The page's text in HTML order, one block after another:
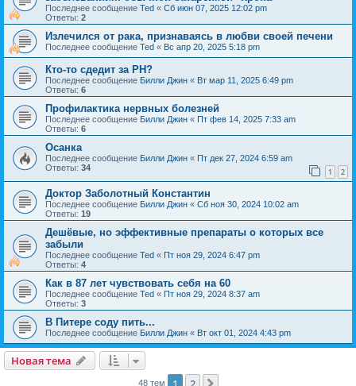
Последнее сообщение Ted « Сб июн 07, 2025 12:02 pm
Ответы: 2
Излечился от рака, признаваясь в любви своей печени
Последнее сообщение Ted « Вс апр 20, 2025 5:18 pm
Кто-то сдедит за РН?
Последнее сообщение Билли Джин « Вт мар 11, 2025 6:49 pm
Ответы: 6
Профилактика нервных болезней
Последнее сообщение Билли Джин « Пт фев 14, 2025 7:33 am
Ответы: 6
Осанка
Последнее сообщение Билли Джин « Пт дек 27, 2024 6:59 am
Ответы: 34 1 2
Доктор Заболотный Константин
Последнее сообщение Билли Джин « Сб ноя 30, 2024 10:02 am
Ответы: 19
Дешёвые, но эффективные препараты о которых все
забыли
Последнее сообщение Ted « Пт ноя 29, 2024 6:47 pm
Ответы: 4
Как в 87 лет чувствовать себя на 60
Последнее сообщение Ted « Пт ноя 29, 2024 8:37 am
Ответы: 3
В Питере соду пить...
Последнее сообщение Билли Джин « Вт окт 01, 2024 4:43 pm
Новая тема
48 тем